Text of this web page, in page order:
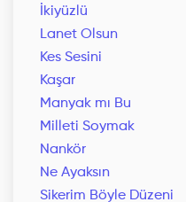
İkiyüzlü
Lanet Olsun
Kes Sesini
Kaşar
Manyak mı Bu
Milleti Soymak
Nankör
Ne Ayaksın
Sikerim Böyle Düzeni